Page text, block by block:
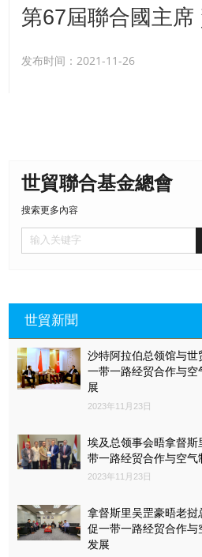
第67屆聯合國主席
发布时间：2021-11-26
世貿聯合基金總會
搜索更多內容
世貿新聞
沙特阿拉伯总领馆与世
一带一路经贸合作与空
展
2023年11月23日
埃及总领事会晤拿督斯
带一路经贸合作与空气
2023年11月23日
拿督斯里吴罡豪晤老挝
促一带一路经贸合作与
发展